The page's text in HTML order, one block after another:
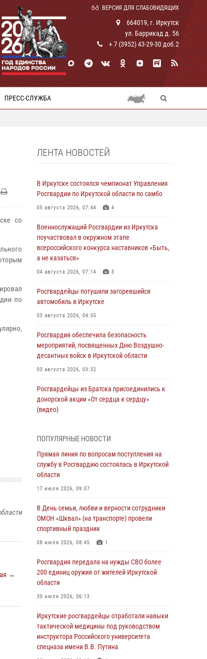
ВЕРСИЯ ДЛЯ СЛАБОВИДЯЩИХ
664019, г. Иркутск
ул. Баррикад д. 56
+ 7 (3952) 43-29-30 доб.2
ПРЕСС-СЛУЖБА
со
по
→
ЛЕНТА НОВОСТЕЙ
В Иркутске состоялся чемпионат Управления
Росгвардии по Иркутской области по самбо
05 августа 2026, 07:44 4
Военнослужащий Росгвардии из Иркутска
поучаствовал в окружном этапе
всероссийского конкурса наставников «Быть,
а не казаться»
04 августа 2026, 07:14 3
Росгвардейцы потушили загоревшийся
автомобиль в Иркутске
03 августа 2026, 04:55
Росгвардия обеспечила безопасность
мероприятий, посвященных Дню Воздушно-
десантных войск в Иркутской области
03 августа 2026, 03:32
Росгвардейцы из Братска присоединились к
донорской акции «От сердца к сердцу»
(видео)
Сотрудники Росгвардии нашли и вернули
родственникам пропавшую пожилую
женщину в Иркутске
30 июля 2026, 07:37
200 единиц оружия от жителей Иркутской
области
30 июля 2026, 06:13
Иркутской области провели рейды по
соблюдению миграционного
законодательства
30 июля 2026, 04:19
В честь 10-летия Росгвардии сотрудники
вневедомственной охраны из Ангарска
познакомили отдыхающих детского лагеря со
службой в ведомстве
ПОПУЛЯРНЫЕ НОВОСТИ
Прямая линия по вопросам поступления на
службу в Росгвардию состоялась в Иркутской
области
17 июля 2026, 09:07
В День семьи, любви и верности сотрудники
ОМОН «Шквал» (на транспорте) провели
спортивный праздник
08 июля 2026, 08:45 1
Росгвардия передала на нужды СВО более
200 единиц оружия от жителей Иркутской
области
30 июля 2026, 06:13
Иркутские росгвардейцы отработали навыки
тактической медицины под руководством
инструктора Российского университета
спецназа имени В.В. Путина